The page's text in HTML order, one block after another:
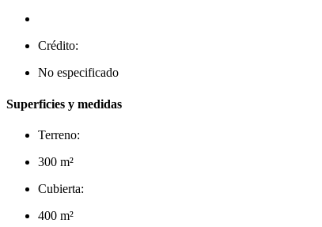
Crédito:
No especificado
Superficies y medidas
Terreno:
300 m²
Cubierta:
400 m²